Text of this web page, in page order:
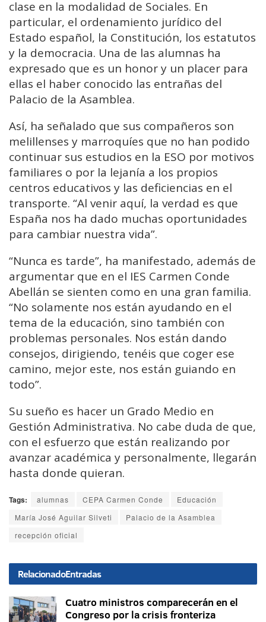
clase en la modalidad de Sociales. En
particular, el ordenamiento jurídico del
Estado español, la Constitución, los estatutos
y la democracia. Una de las alumnas ha
expresado que es un honor y un placer para
ellas el haber conocido las entrañas del
Palacio de la Asamblea.
Así, ha señalado que sus compañeros son
melillenses y marroquíes que no han podido
continuar sus estudios en la ESO por motivos
familiares o por la lejanía a los propios
centros educativos y las deficiencias en el
transporte. “Al venir aquí, la verdad es que
España nos ha dado muchas oportunidades
para cambiar nuestra vida”.
“Nunca es tarde”, ha manifestado, además de
argumentar que en el IES Carmen Conde
Abellán se sienten como en una gran familia.
“No solamente nos están ayudando en el
tema de la educación, sino también con
problemas personales. Nos están dando
consejos, dirigiendo, tenéis que coger ese
camino, mejor este, nos están guiando en
todo”.
Su sueño es hacer un Grado Medio en
Gestión Administrativa. No cabe duda de que,
con el esfuerzo que están realizando por
avanzar académica y personalmente, llegarán
hasta donde quieran.
Tags: alumnas CEPA Carmen Conde
Educación
María José Aguilar Silveti
Palacio de la Asamblea
recepción oficial
RelacionadoEntradas
Cuatro ministros comparecerán en el
Congreso por la crisis fronteriza